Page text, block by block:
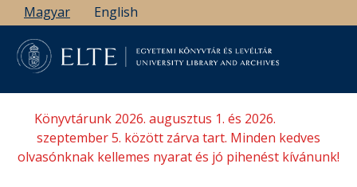
Ugrás
a
tartalomra
Magyar English
Könyvtárunk 2026. augusztus 1. és 2026.
szeptember 5. között zárva tart. Minden kedves
olvasónknak kellemes nyarat és jó pihenést kívánunk!